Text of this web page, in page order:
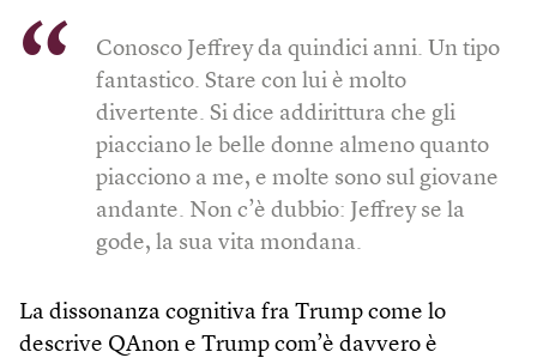
Conosco Jeffrey da quindici anni. Un tipo
fantastico. Stare con lui è molto
divertente. Si dice addirittura che gli
piacciano le belle donne almeno quanto
piacciono a me, e molte sono sul giovane
andante. Non c’è dubbio: Jeffrey se la
gode, la sua vita mondana.
La dissonanza cognitiva fra Trump come lo
descrive QAnon e Trump com’è davvero è